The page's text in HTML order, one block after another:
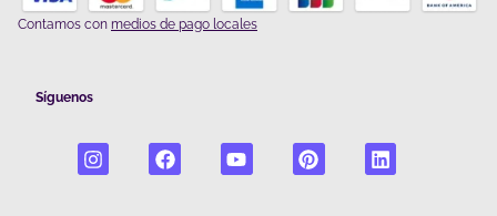
Contamos con medios de pago locales
Síguenos